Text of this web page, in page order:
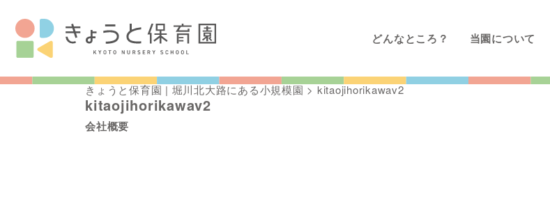
どんなところ？ 当園について
きょうと保育園 | 堀川北大路にある小規模園 > kitaojihorikawav2
kitaojihorikawav2
会社概要